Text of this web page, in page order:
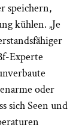
speichern,
kühlen. „Je
Experte
oder
sich Seen und